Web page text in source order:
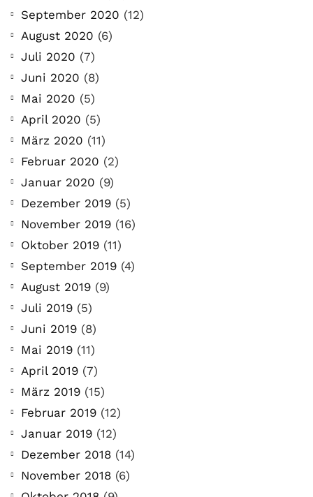
September 2020 (12)
August 2020 (6)
Juli 2020 (7)
Juni 2020 (8)
Mai 2020 (5)
April 2020 (5)
März 2020 (11)
Februar 2020 (2)
Januar 2020 (9)
Dezember 2019 (5)
November 2019 (16)
Oktober 2019 (11)
September 2019 (4)
August 2019 (9)
Juli 2019 (5)
Juni 2019 (8)
Mai 2019 (11)
April 2019 (7)
März 2019 (15)
Februar 2019 (12)
Januar 2019 (12)
Dezember 2018 (14)
November 2018 (6)